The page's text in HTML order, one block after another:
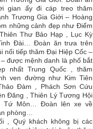
gian ấy đi cáp treo thăm
Trương Gia Giới – Hoàng
những cảnh đẹp như Điểm
Thư Bảo Hạp , Lục Kỳ
Đài… Đoàn ăn trưa trên
nối tiếp thăm Đại Hiệp Cốc –
được mệnh danh là phố bắt
nhất Trung Quốc , thăm
ven đường như Kim Tiên
Đàm , Phách Sơn Cứu
Đăng , Thiên Lý Tương Hội
Tứ Môn… Đoàn lên xe về
phòng…
, Quý khách không bị các